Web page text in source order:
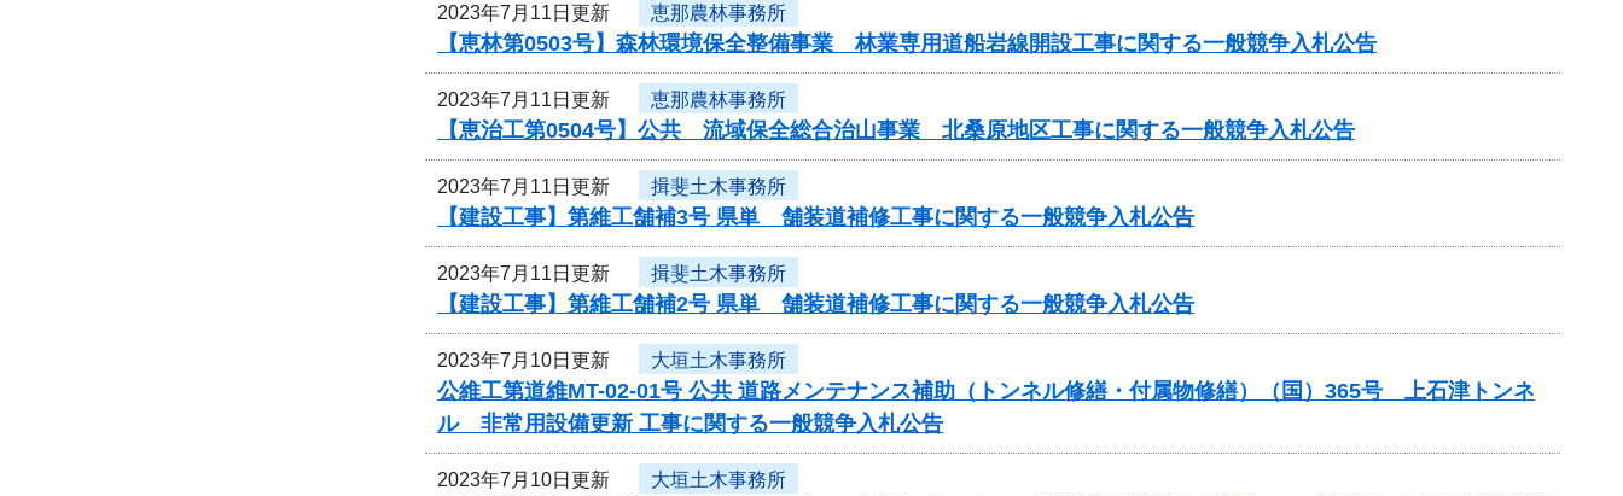
2023年7月11日更新 恵那農林事務所
【恵林第0503号】森林環境保全整備事業 林業専用道船岩線開設工事に関する一般競争入札公告
2023年7月11日更新 恵那農林事務所
【恵治工第0504号】公共 流域保全総合治山事業 北桑原地区工事に関する一般競争入札公告
2023年7月11日更新 揖斐土木事務所
【建設工事】第維工舗補3号 県単 舗装道補修工事に関する一般競争入札公告
2023年7月11日更新 揖斐土木事務所
【建設工事】第維工舗補2号 県単 舗装道補修工事に関する一般競争入札公告
2023年7月10日更新 大垣土木事務所
公維工第道維MT-02-01号 公共 道路メンテナンス補助（トンネル修繕・付属物修繕）（国）365号 上石津トンネ
ル 非常用設備更新 工事に関する一般競争入札公告
2023年7月10日更新 大垣土木事務所